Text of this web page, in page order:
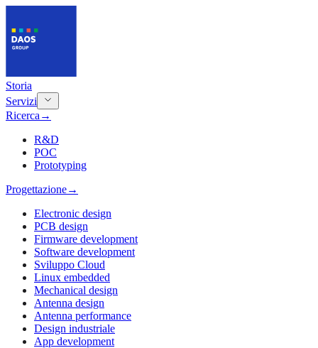
Storia
Servizi
Ricerca →
R&D
POC
Prototyping
Progettazione→
Electronic design
PCB design
Firmware development
Software development
Sviluppo Cloud
Linux embedded
Mechanical design
Antenna design
Antenna performance
Design industriale
App development